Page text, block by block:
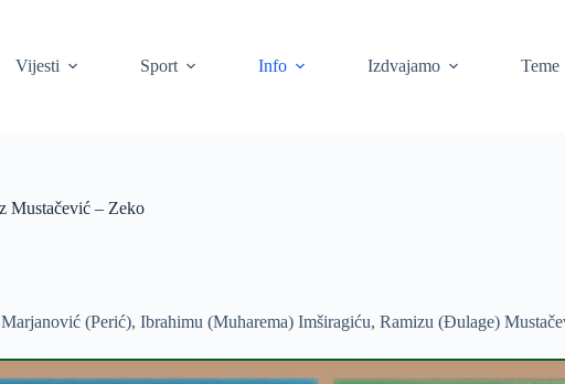
Vijesti
Sport Info Izdvajamo Teme
Mustačević – Zeko
(Perić), Ibrahimu (Muharema) Imširagiću, Ramizu (Đulage)